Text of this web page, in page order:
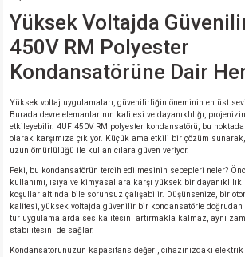
Yüksek Voltajda
450V RM Polyester
Kondansatörüne Dair
Yüksek voltaj uygulamaları, güvenilirliğin öneminin en üst
Burada devre elemanlarının kalitesi ve dayanıklılığı,
etkileyebilir. 4UF 450V RM polyester kondansatörü, bu
olarak karşımıza çıkıyor. Küçük ama etkili bir çözüm
uzun ömürlülüğü ile kullanıcılara güven veriyor.
Peki, bu kondansatörün tercih edilmesinin sebepleri neler?
kullanımı, ısıya ve kimyasallara karşı yüksek bir
koşullar altında bile sorunsuz çalışabilir. Düşünsenize, bir
kalitesi, yüksek voltajda güvenilir bir kondansatörle doğrudan
tür uygulamalarda ses kalitesini artırmakla kalmaz, aynı
stabilitesini de sağlar.
Kondansatörünüzün kapasitans değeri, cihazınızdaki elektrik